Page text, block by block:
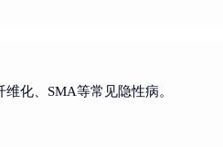
化、SMA等常见隐性病。